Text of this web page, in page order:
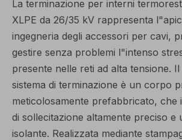
La terminazione per interni
XLPE da 26/35 kV rappresenta
ingegneria degli accessori per cavi,
gestire senza problemi l"intenso
presente nelle reti ad alta tensione.
sistema di terminazione è un corpo
meticolosamente prefabbricato, che
di sollecitazione altamente preciso e
isolante. Realizzata mediante